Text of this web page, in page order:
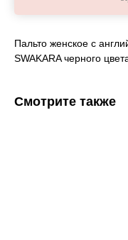
Пальто женское с
SWAKARA черного
Смотрите также